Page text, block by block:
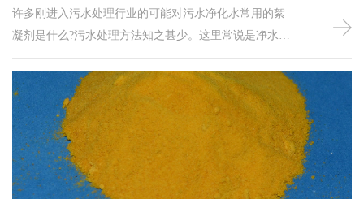
许多刚进入污水处理行业的可能对污水净化水常用的絮
凝剂是什么?污水处理方法知之甚少。这里常说是净水剂
一般指聚丙烯酰胺，聚合氯化铝等絮凝剂，如何选择净
水剂聚丙烯酰胺絮凝剂用于污水处理尚不清楚？目前净
水剂聚丙烯酰胺，pac分为有机聚丙烯酰胺絮凝剂和无机
聚丙烯酰胺絮凝剂。对于不同的污水处理，应根据多污
水的水质来确定。换句话说污水包括生活污水、工业污
水（洗煤厂污水、冶炼污水、采矿污水、造纸污水、纺
织污水、啤酒厂污水……）以及农业污水。